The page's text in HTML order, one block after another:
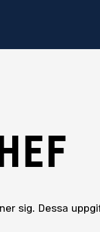
sig. Dessa